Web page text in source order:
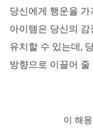
당신에게 행운을
아이템은 당신의
유치할 수 있는데,
방향으로 이끌어
이 해